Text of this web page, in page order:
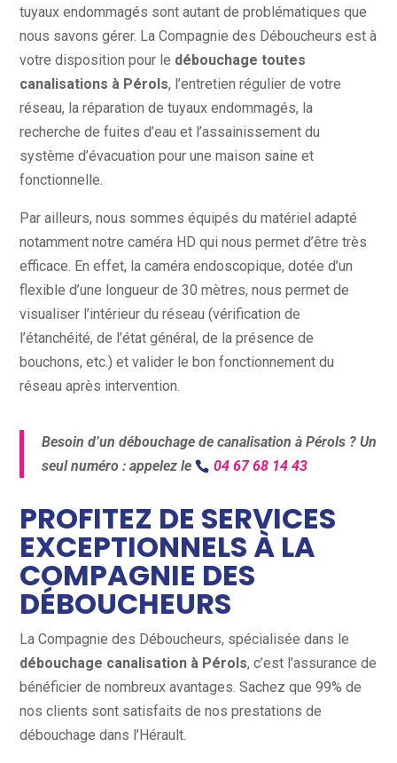
tuyaux endommagés sont autant de problématiques que
nous savons gérer. La Compagnie des Déboucheurs est à
votre disposition pour le débouchage toutes
canalisations à Pérols, l’entretien régulier de votre
réseau, la réparation de tuyaux endommagés, la
recherche de fuites d’eau et l’assainissement du
système d’évacuation pour une maison saine et
fonctionnelle.
Par ailleurs, nous sommes équipés du matériel adapté
notamment notre caméra HD qui nous permet d’être très
efficace. En effet, la caméra endoscopique, dotée d’un
flexible d’une longueur de 30 mètres, nous permet de
visualiser l’intérieur du réseau (vérification de
l’étanchéité, de l’état général, de la présence de
bouchons, etc.) et valider le bon fonctionnement du
réseau après intervention.
Besoin d’un débouchage de canalisation à Pérols ? Un
seul numéro : appelez le
04 67 68 14 43
PROFITEZ DE SERVICES
EXCEPTIONNELS À LA
COMPAGNIE DES
DÉBOUCHEURS
La Compagnie des Déboucheurs, spécialisée dans le
débouchage canalisation à Pérols, c’est l’assurance de
bénéficier de nombreux avantages. Sachez que 99% de
nos clients sont satisfaits de nos prestations de
débouchage dans l’Hérault.